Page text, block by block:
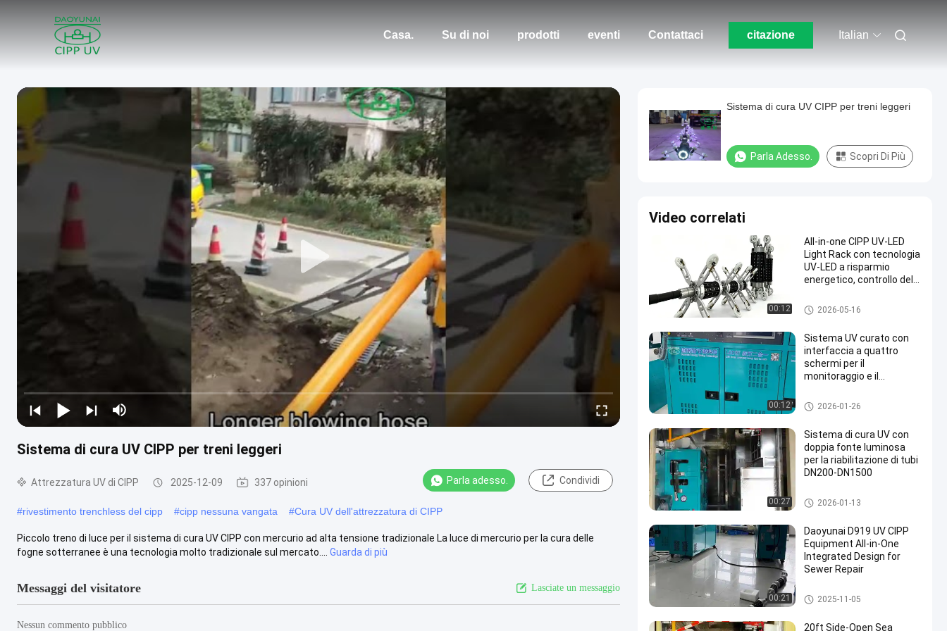
Casa. Su di noi prodotti eventi Contattaci citazione Italian
Sistema di cura UV CIPP per treni leggeri
Attrezzatura UV di CIPP 2025-12-09 337 opinioni Parla adesso. Condividi
#rivestimento trenchless del cipp #cipp nessuna vangata #Cura UV dell'attrezzatura di CIPP
Piccolo treno di luce per il sistema di cura UV CIPP con mercurio ad alta tensione tradizionale La luce di mercurio per la cura delle
fogne sotterranee è una tecnologia molto tradizionale sul mercato....
Guarda di più
Messaggi del visitatore Lasciate un messaggio
Nessun commento pubblico
Sistema di cura UV CIPP per treni leggeri
Parla Adesso. Scopri Di Più
Video correlati
00:12
All-in-one CIPP UV-LED
Light Rack con tecnologia
UV-LED a risparmio
energetico, controllo della
e versatilità a doppio
raggio per la riabilitazione
Attrezzatura UV di CIPP
2026-05-16
00:12
Sistema UV curato con
interfaccia a quattro
schermi per il
monitoraggio e il
Attrezzatura UV di CIPP
2026-01-26
00:27
Sistema di cura UV con
doppia fonte luminosa
per la riabilitazione di tubi
DN200-DN1500
Attrezzatura UV di CIPP
2026-01-13
00:21
Daoyunai D919 UV CIPP
Equipment All-in-One
Integrated Design for
Sewer Repair
Attrezzatura UV di CIPP
2025-11-05
20ft Side-Open Sea